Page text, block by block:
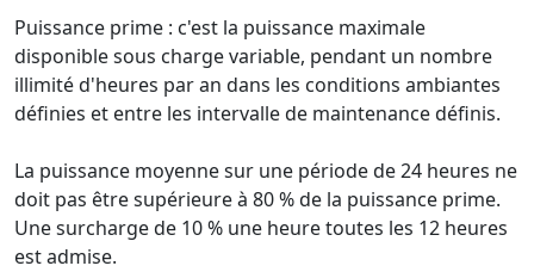
Puissance prime : c'est la puissance maximale
disponible sous charge variable, pendant un nombre
illimité d'heures par an dans les conditions ambiantes
définies et entre les intervalle de maintenance définis.
La puissance moyenne sur une période de 24 heures ne
doit pas être supérieure à 80 % de la puissance prime.
Une surcharge de 10 % une heure toutes les 12 heures
est admise.